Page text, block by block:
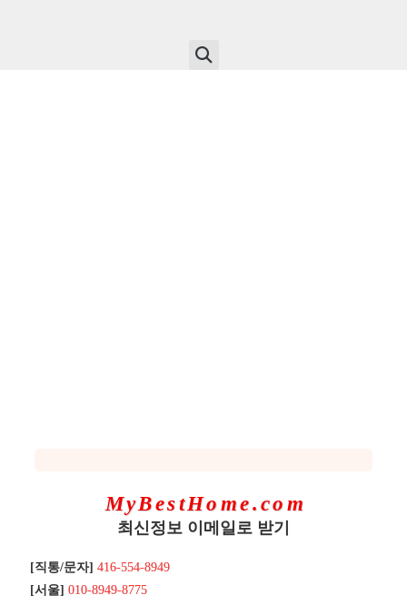
MyBestHome.com
최신정보 이메일로 받기
[직통/문자] 416-554-8949
[서울] 010-8949-8775